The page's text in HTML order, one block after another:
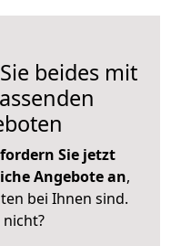
beides mit
Sie jetzt
Angebote an,
bei Ihnen sind.